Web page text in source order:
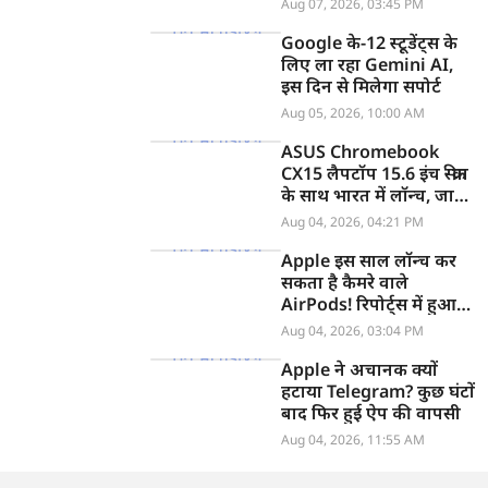
Aug 07, 2026, 03:45 PM
Google के-12 स्टूडेंट्स के
लिए ला रहा Gemini AI,
इस दिन से मिलेगा सपोर्ट
Aug 05, 2026, 10:00 AM
ASUS Chromebook
CX15 लैपटॉप 15.6 इंच स्क्रीन
के साथ भारत में लॉन्च, जानें
कीमत
Aug 04, 2026, 04:21 PM
Apple इस साल लॉन्च कर
सकता है कैमरे वाले
AirPods! रिपोर्ट्स में हुआ
खुलासा
Aug 04, 2026, 03:04 PM
Apple ने अचानक क्यों
हटाया Telegram? कुछ घंटों
बाद फिर हुई ऐप की वापसी
Aug 04, 2026, 11:55 AM